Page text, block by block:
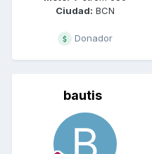
Ciudad: BCN
Donador
bautis